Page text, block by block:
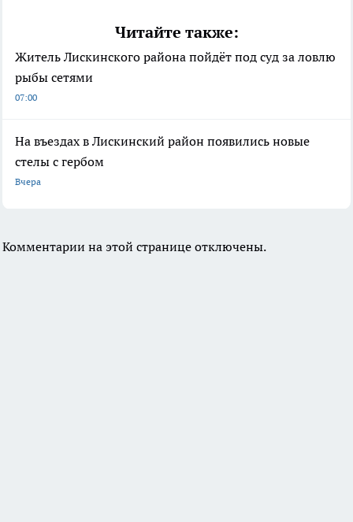
Читайте также:
Житель Лискинского района пойдёт под суд за ловлю
рыбы сетями
07:00
На въездах в Лискинский район появились новые
стелы с гербом
Вчера
Комментарии на этой странице отключены.